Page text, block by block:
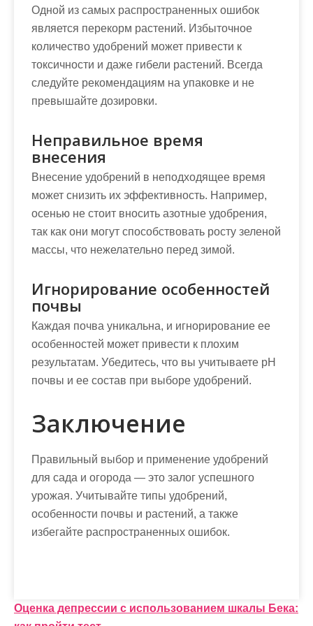
Одной из самых распространенных ошибок
является перекорм растений. Избыточное
количество удобрений может привести к
токсичности и даже гибели растений. Всегда
следуйте рекомендациям на упаковке и не
превышайте дозировки.
Неправильное время
внесения
Внесение удобрений в неподходящее время
может снизить их эффективность. Например,
осенью не стоит вносить азотные удобрения,
так как они могут способствовать росту зеленой
массы, что нежелательно перед зимой.
Игнорирование особенностей
почвы
Каждая почва уникальна, и игнорирование ее
особенностей может привести к плохим
результатам. Убедитесь, что вы учитываете pH
почвы и ее состав при выборе удобрений.
Заключение
Правильный выбор и применение удобрений
для сада и огорода — это залог успешного
урожая. Учитывайте типы удобрений,
особенности почвы и растений, а также
избегайте распространенных ошибок.
Н
Оценка депрессии с использованием шкалы Бека: